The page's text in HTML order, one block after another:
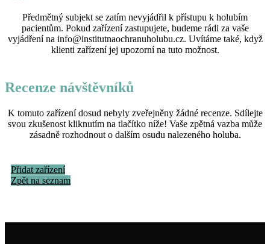
Předmětný subjekt se zatím nevyjádřil k přístupu k holubím
pacientům. Pokud zařízení zastupujete, budeme rádi za vaše
vyjádření na info@institutnaochranuholubu.cz. Uvítáme také, když
klienti zařízení jej upozorní na tuto možnost.
Recenze návštěvníků
K tomuto zařízení dosud nebyly zveřejněny žádné recenze. Sdílejte
svou zkušenost kliknutím na tlačítko níže! Vaše zpětná vazba může
zásadně rozhodnout o dalším osudu nalezeného holuba.
Přidat zařízení
Zpět na seznam